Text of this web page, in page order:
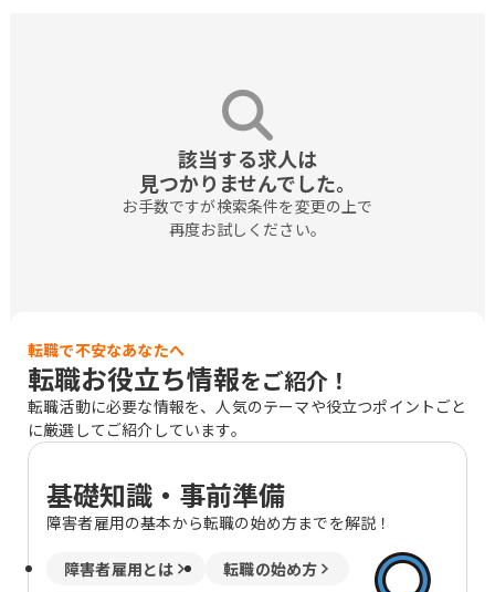
該当する求人は
見つかりませんでした。
お手数ですが検索条件を変更の上で
再度お試しください。
転職で不安なあなたへ
転職お役立ち情報をご紹介！
転職活動に必要な情報を、人気のテーマや役立つポイントごと
に厳選してご紹介しています。
基礎知識・事前準備
障害者雇用の基本から転職の始め方までを解説！
障害者雇用とは
転職の始め方